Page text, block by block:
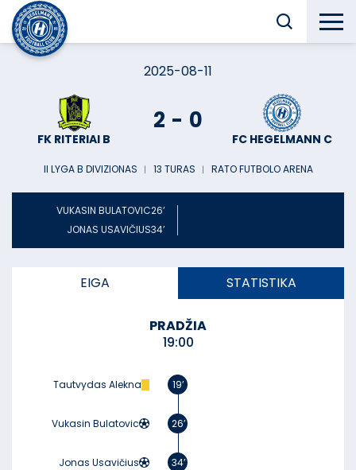
2025-08-11
FK RITERIAI B
2 - 0
FC HEGELMANN C
II LYGA B DIVIZIONAS ︱ 13 TURAS ︱ RATO FUTBOLO ARENA
VUKASIN BULATOVIC26’
JONAS USAVIČIUS34’
EIGA STATISTIKA
PRADŽIA
19:00
Tautvydas Alekna 19’
Vukasin Bulatovic 26’
Jonas Usavičius 34’